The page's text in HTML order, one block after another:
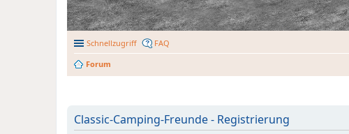
Schnellzugriff FAQ
Forum
Classic-Camping-Freunde - Registrierung